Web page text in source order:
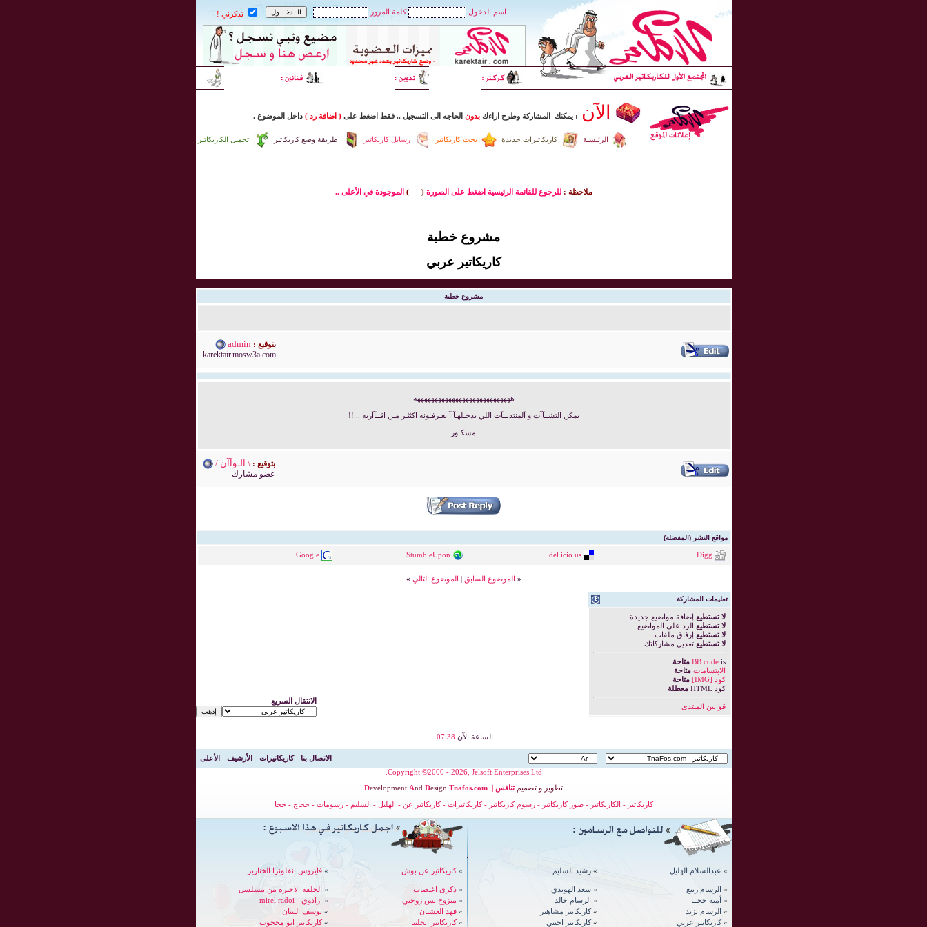
اسم الدخول كلمة المرور تذكرني !
الآن : يمكنك المشاركة وطرح اراءك بدون الحاجه الى التسجيل .. فقط اضغط على ( اضافة رد ) داخل الموضوع .
تحميل الكاريكاتير طريقة وضع كاريكاتير رسايل كاريكاتير بحث كاريكاتير كاريكاتيرات جديدة الرئيسية
ملاحظة : للرجوع للقائمة الرئيسية اضغط على الصورة(
) الموجودة في الأعلى ..
مشروع خطبة
كاريكاتير عربي
مشروع خطبة
بتوقيع : admin
karektair.mosw3a.com
ههههههههههههههههههههههههههههه
يمكن التشــآآت و آلمنتديــآت اللي يدخـلهـآ آ يعـرفـونه اكثثـر مـن اقــآآربه .. !!
مشكـور
بتوقيع :\ الـوآآن /
عضو مشارك
مواقع النشر (المفضلة)
Digg
del.icio.us
StumbleUpon
Google
« الموضوع السابق | الموضوع التالي »
تعليمات المشاركة
لا تستطيع إضافة مواضيع جديدة
لا تستطيع الرد على المواضيع
لا تستطيع إرفاق ملفات
لا تستطيع تعديل مشاركاتك
BB codeis
متاحة
الابتسامات متاحة
كود [IMG]
متاحة
كود HTML
معطلة
قوانين المنتدى
الانتقال السريع
الساعة الآن 07:38
الاتصال بنا -كاريكاتيرات - الأرشيف - الأعلى
Copyright ©2000 - 2026, Jelsoft Enterprises Ltd.
Development And Design Tnafos.com | تطوير و تصميم تنافس
كاريكاتير - الكاريكاتير -صور كاريكاتير - رسوم كاريكاتير -كاريكاتيرات -كاريكاتير عن - الهليل - السليم -رسومات - حجاج - جحا
» فايروس انفلونزا الخنازير » كاريكاتير عن بوش
» الحلقة الاخيرة من مسلسل » ذكرى اغتصاب
» رادوي - mirel radoi » متزوج بس زوجتي
» يوسف الثنيان » فهد الغشيان
» كاريكاتير ابو محجوب » كاريكاتير انجلينا
» رشيد السليم » عبدالسلام الهليل
» سعد الهويدي » الرسام ربيع
» الرسام خالد » أمية جحــا
» كاريكاتير مشاهير » الرسام يزيد
» كاريكاتير اجنبي » كاريكاتير عربي